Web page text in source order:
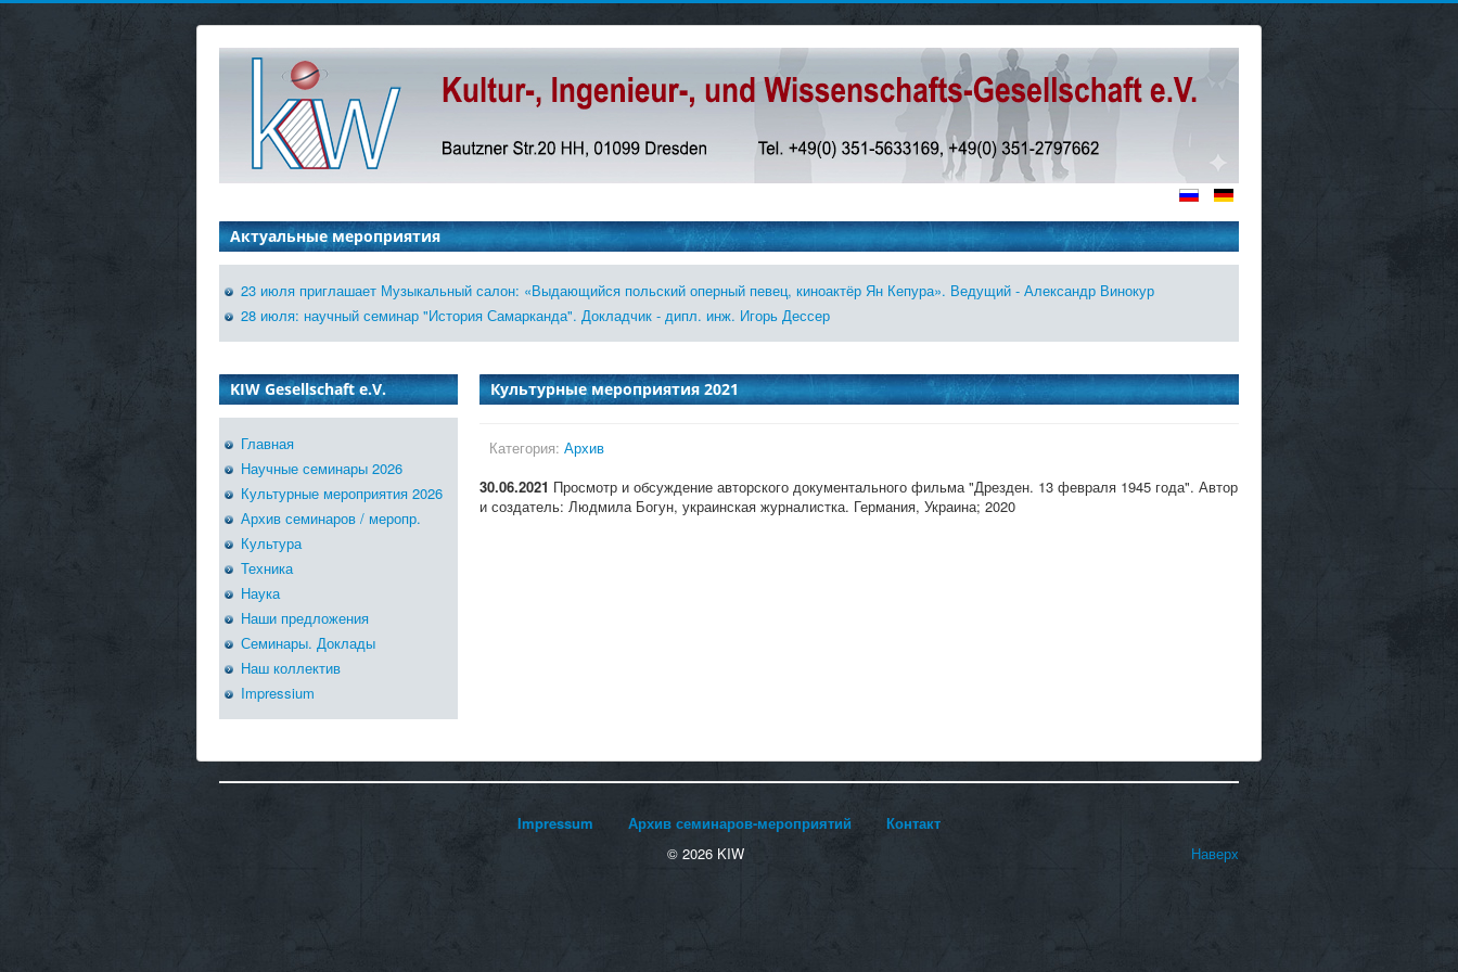
Актуальные мероприятия
23 июля приглашает Музыкальный салон: «Выдающийся польский оперный певец, киноактёр Ян Кепура». Ведущий - Александр Винокур
28 июля: научный семинар "История Самарканда". Докладчик - дипл. инж. Игорь Дессер
KIW Gesellschaft e.V.
Главная
Научные семинары 2026
Культурные мероприятия 2026
Архив семинаров / меропр.
Культура
Техника
Наука
Наши предложения
Семинары. Доклады
Наш коллектив
Impressium
Культурные мероприятия 2021
Категория: Архив
30.06.2021 Просмотр и обсуждение авторского документального фильма "Дрезден. 13 февраля 1945 года". Автор
и создатель: Людмила Богун, украинская журналистка. Германия, Украина; 2020
Impressum Архив семинаров-мероприятий
Контакт
Наверх
© 2026 KIW